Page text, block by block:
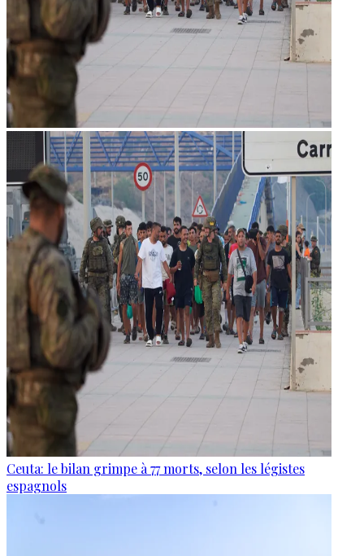
Ceuta: le bilan grimpe à 77 morts, selon les légistes
espagnols